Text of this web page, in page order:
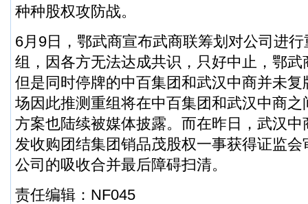
种种股权攻防战。
6月9日，鄂武商宣布武商联筹划对公司进
组，因各方无法达成共识，只好中止，鄂
但是同时停牌的中百集团和武汉中商并未
场因此推测重组将在中百集团和武汉中商
方案也陆续被媒体披露。而在昨日，武汉
发收购团结集团销品茂股权一事获得证监
公司的吸收合并最后障碍扫清。
责任编辑：NF045